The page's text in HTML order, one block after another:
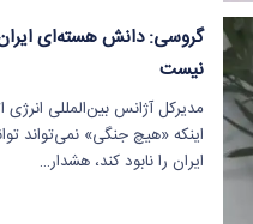
گروسی: دانش هسته‌ای ایران
نیست
مدیرکل آژانس بین‌المللی انرژی
اینکه «هیچ جنگی» نمی‌تواند
ایران را نابود کند، هشدار…